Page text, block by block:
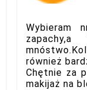
Wybieram
również
Chętnie za
makijaż na